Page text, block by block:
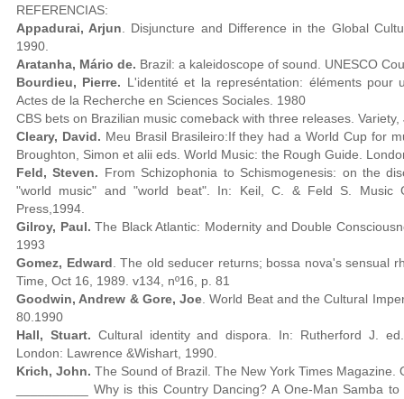
REFERENCIAS:
Appadurai, Arjun . Disjuncture and Difference in the Global
1990.
Aratanha, Mário de. Brazil: a kaleidoscope of sound. UNESCO
Bourdieu, Pierre. L'identité et la represéntation: éléments
Actes de la Recherche en Sciences Sociales. 1980
CBS bets on Brazilian music comeback with three releases.
Cleary, David. Meu Brasil Brasileiro:If they had a World Cup for
Broughton, Simon et alii eds. World Music: the Rough Guide.
Feld, Steven. From Schizophonia to Schismogenesis: on the
"world music" and "world beat". In: Keil, C. & Feld S. Music
Press,1994.
Gilroy, Paul. The Black Atlantic: Modernity and Double
1993
Gomez, Edward . The old seducer returns; bossa nova's sensual
Time, Oct 16, 1989. v134, nº16, p. 81
Goodwin, Andrew & Gore, Joe . World Beat and the Cultural
80.1990
Hall, Stuart. Cultural identity and dispora. In: Rutherford J.
London: Lawrence &Wishart, 1990.
Krich, John. The Sound of Brazil. The New York Times Magazine.
__________ Why is this Country Dancing? A One-Man Samba